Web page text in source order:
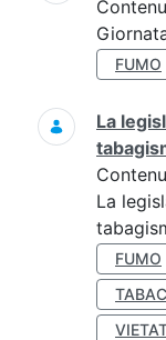
FUMO
La
La
FUMO